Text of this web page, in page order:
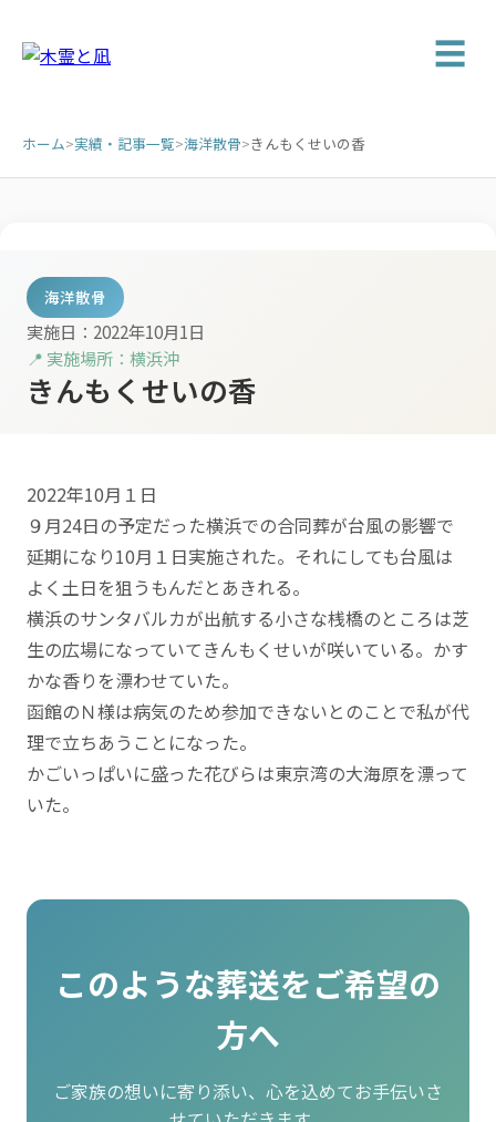
☰
ホーム>実績・記事一覧>海洋散骨>きんもくせいの香
海洋散骨
実施日：2022年10月1日
📍 実施場所：横浜沖
きんもくせいの香
2022年10月１日
９月24日の予定だった横浜での合同葬が台風の影響で
延期になり10月１日実施された。それにしても台風は
よく土日を狙うもんだとあきれる。
横浜のサンタバルカが出航する小さな桟橋のところは芝
生の広場になっていてきんもくせいが咲いている。かす
かな香りを漂わせていた。
函館のＮ様は病気のため参加できないとのことで私が代
理で立ちあうことになった。
かごいっぱいに盛った花びらは東京湾の大海原を漂って
いた。
このような葬送をご希望の
方へ
ご家族の想いに寄り添い、心を込めてお手伝いさ